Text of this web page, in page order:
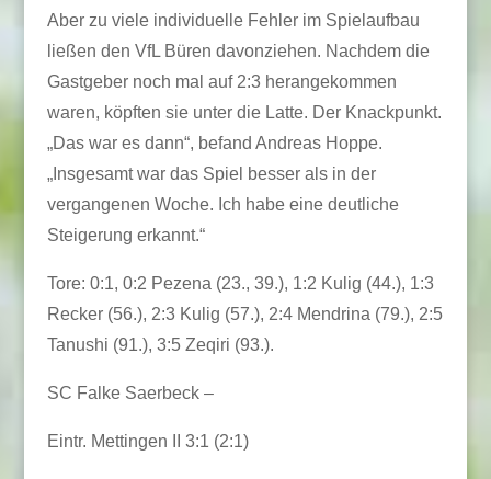
Aber zu viele individuelle Fehler im Spielaufbau
ließen den VfL Büren davonziehen. Nachdem die
Gastgeber noch mal auf 2:3 herangekommen
waren, köpften sie unter die Latte. Der Knackpunkt.
„Das war es dann“, befand Andreas Hoppe.
„Insgesamt war das Spiel besser als in der
vergangenen Woche. Ich habe eine deutliche
Steigerung erkannt.“
Tore: 0:1, 0:2 Pezena (23., 39.), 1:2 Kulig (44.), 1:3
Recker (56.), 2:3 Kulig (57.), 2:4 Mendrina (79.), 2:5
Tanushi (91.), 3:5 Zeqiri (93.).
SC Falke Saerbeck –
Eintr. Mettingen II 3:1 (2:1)